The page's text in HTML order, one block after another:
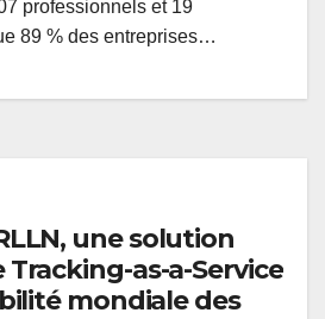
professionnels et 19
89 % des entreprises…
une solution
as-a-Service
mondiale des